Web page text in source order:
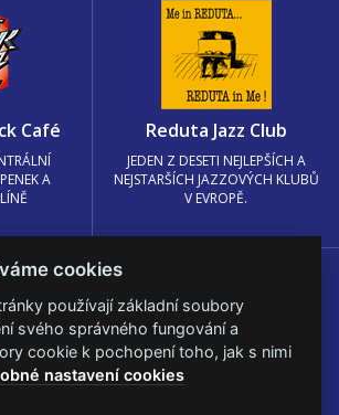
Café
A
Reduta Jazz Club
JEDEN Z DESETI NEJLEPŠÍCH A
NEJSTARŠÍCH JAZZOVÝCH KLUBŮ
V EVROPĚ.
nastavení cookies.
cookies
používají základní soubory
svého správného fungování a
cookie k pochopení toho, jak s nimi
nastavení cookies